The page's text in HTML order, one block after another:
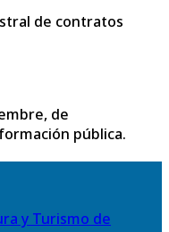
de contratos
de
pública.